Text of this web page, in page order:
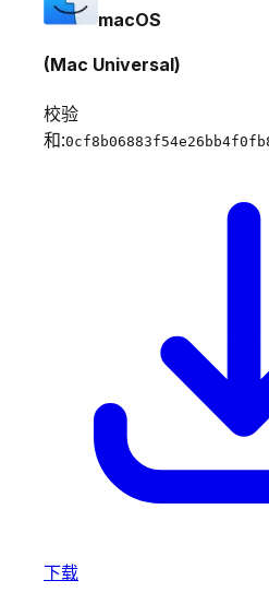
macOS
(Mac Universal)
校验
和:
下载